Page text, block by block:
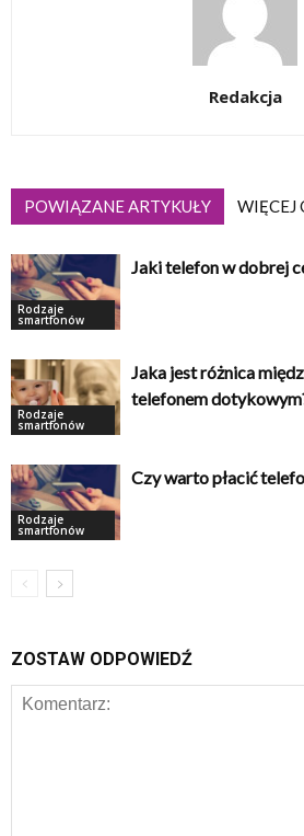
Redakcja
POWIĄZANE ARTYKUŁY WIĘCEJ
Rodzaje
smartfonów
Jaki telefon w dobrej
Rodzaje
smartfonów
Jaka jest różnica
telefonem
Rodzaje
smartfonów
Czy warto płacić
ZOSTAW ODPOWIEDŹ